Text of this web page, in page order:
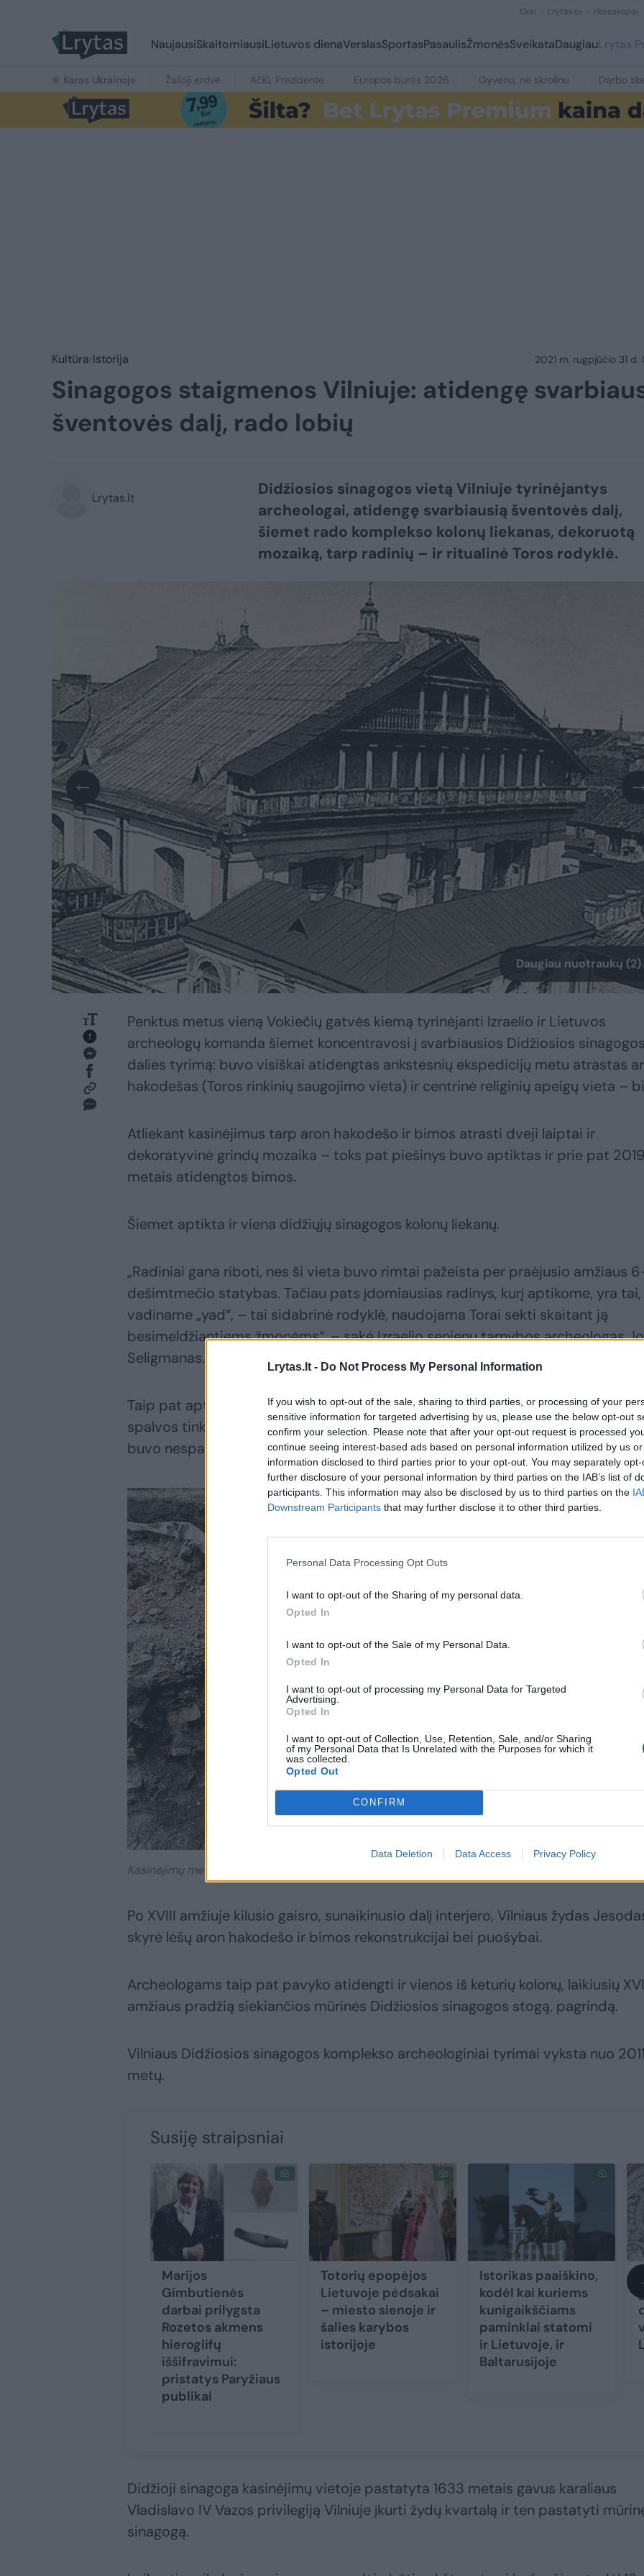
Lrytas.lt - Do Not Process My Personal Information
If you wish to opt-out of the sale, sharing to third parties, or processing of your
sensitive information for targeted advertising by us, please use the below opt-out
confirm your selection. Please note that after your opt-out request is processed
continue seeing interest-based ads based on personal information utilized by us
information disclosed to third parties prior to your opt-out. You may separately
further disclosure of your personal information by third parties on the IAB’s list of
participants. This information may also be disclosed by us to third parties on the
Downstream Participants that may further disclose it to other third parties.
Personal Data Processing Opt Outs
I want to opt-out of the Sharing of my personal data.
Opted In
I want to opt-out of the Sale of my Personal Data.
Opted In
I want to opt-out of processing my Personal Data for Targeted
Advertising.
Opted In
I want to opt-out of Collection, Use, Retention, Sale, and/or Sharing
of my Personal Data that Is Unrelated with the Purposes for which it
was collected.
Opted Out
CONFIRM
Data Deletion Data Access Privacy Policy
Orai Lrytas.tv Horoskopai
NaujausiSkaitomiausiLietuvos dienaVerslasSportasPasaulisŽmonėsSveikataDaugiauLrytas
Karas Ukrainoje Žalioji erdvė Ačiū, Prezidente Europos burės 2026 Gyvenu, ne skrolinu Darbo
Kultūra Istorija 2021 m. rugpjūčio 31
Sinagogos staigmenos Vilniuje: atidengę
šventovės dalį, rado lobių
Lrytas.lt
Didžiosios sinagogos vietą Vilniuje tyrinėjantys
archeologai, atidengę svarbiausią šventovės dalį,
šiemet rado komplekso kolonų liekanas, dekoruotą
mozaiką, tarp radinių – ir ritualinė Toros rodyklė.
Daugiau nuotraukų (2)
Penktus metus vieną Vokiečių gatvės kiemą tyrinėjanti Izraelio ir Lietuvos
archeologų komanda šiemet koncentravosi į svarbiausios Didžiosios
dalies tyrimą: buvo visiškai atidengtas ankstesnių ekspedicijų metu atrastas
hakodešas (Toros rinkinių saugojimo vieta) ir centrinė religinių apeigų vieta –
Atliekant kasinėjimus tarp aron hakodešo ir bimos atrasti dveji laiptai ir
dekoratyvinė grindų mozaika – toks pat piešinys buvo aptiktas ir prie pat
metais atidengtos bimos.
Šiemet aptikta ir viena didžiųjų sinagogos kolonų liekanų.
„Radiniai gana riboti, nes ši vieta buvo rimtai pažeista per praėjusio amžiaus
dešimtmečio statybas. Tačiau pats įdomiausias radinys, kurį aptikome, yra tai,
vadiname „yad“, – tai sidabrinė rodyklė, naudojama Torai sekti skaitant ją
besimeldžiantiems žmonėms“, – sakė Izraelio senienų tarnybos archeologas
Seligmanas.
Taip pat aptikti sienų fragmentai, dekoruoti mėlynos, dar vadinamos Šagalo,
spalvos tinku – šio elemento nebuvo matyti net ir istorinėse nuotraukose, nes
buvo nespalvotos.
Kasinėjimų metu buvo atrasti dveji laiptai ir dekoratyvinė grindų mozaika.
Po XVIII amžiuje kilusio gaisro, sunaikinusio dalį interjero, Vilniaus žydas
skyrė lėšų aron hakodešo ir bimos rekonstrukcijai bei puošybai.
Archeologams taip pat pavyko atidengti ir vienos iš keturių kolonų, laikiusių
amžiaus pradžią siekiančios mūrinės Didžiosios sinagogos stogą, pagrindą.
Vilniaus Didžiosios sinagogos komplekso archeologiniai tyrimai vyksta nuo
metų.
Susiję straipsniai
Marijos
Gimbutienės
darbai prilygsta
Rozetos akmens
hieroglifų
iššifravimui:
pristatys Paryžiaus
publikai
Totorių epopėjos
Lietuvoje pėdsakai
– miesto sienoje ir
šalies karybos
istorijoje
Istorikas paaiškino,
kodėl kai kuriems
kunigaikščiams
paminklai statomi
ir Lietuvoje, ir
Baltarusijoje
Didžioji sinagoga kasinėjimų vietoje pastatyta 1633 metais gavus karaliaus
Vladislavo IV Vazos privilegiją Vilniuje įkurti žydų kvartalą ir ten pastatyti
sinagogą.